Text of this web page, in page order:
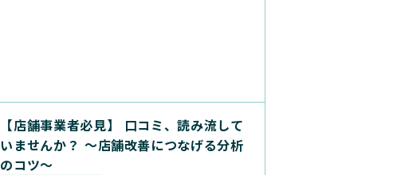
【店舗事業者必見】 口コミ、読み流して
いませんか？ ～店舗改善につなげる分析
のコツ～